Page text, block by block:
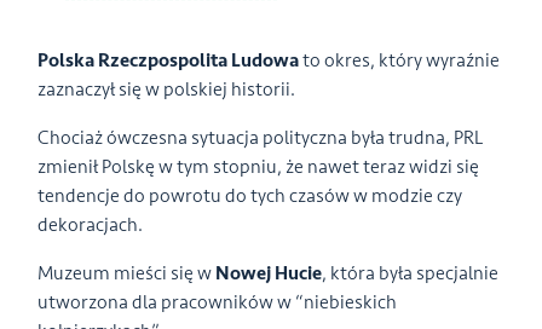
Polska Rzeczpospolita Ludowato okres, który wyraźnie
zaznaczył się w polskiej historii.
Chociaż ówczesna sytuacja polityczna była trudna, PRL
zmienił Polskę w tym stopniu, że nawet teraz widzi się
tendencje do powrotu do tych czasów w modzie czy
dekoracjach.
Muzeum mieści się w Nowej Hucie, która była specjalnie
utworzona dla pracowników w “niebieskich